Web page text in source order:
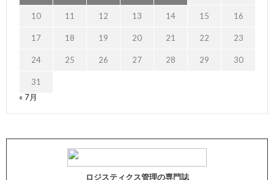
10 11 12 13 14 15 16
17 18 19 20 21 22 23
24 25 26 27 28 29 30
31
« 7月
ロジスティクス管理の専門誌